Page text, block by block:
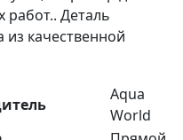
работ.. Деталь
из качественной
Aqua
World